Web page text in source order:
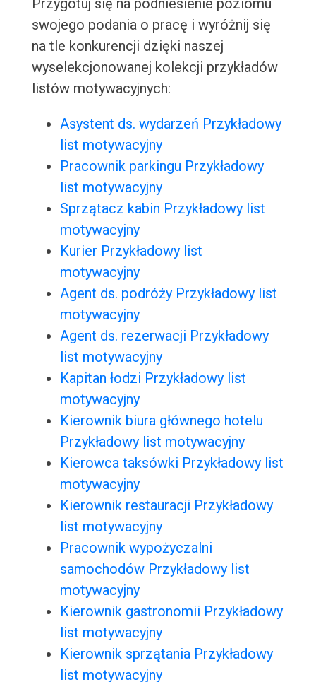
Przygotuj się na podniesienie poziomu
swojego podania o pracę i wyróżnij się
na tle konkurencji dzięki naszej
wyselekcjonowanej kolekcji przykładów
listów motywacyjnych:
Asystent ds. wydarzeń Przykładowy
list motywacyjny
Pracownik parkingu Przykładowy
list motywacyjny
Sprzątacz kabin Przykładowy list
motywacyjny
Kurier Przykładowy list
motywacyjny
Agent ds. podróży Przykładowy list
motywacyjny
Agent ds. rezerwacji Przykładowy
list motywacyjny
Kapitan łodzi Przykładowy list
motywacyjny
Kierownik biura głównego hotelu
Przykładowy list motywacyjny
Kierowca taksówki Przykładowy list
motywacyjny
Kierownik restauracji Przykładowy
list motywacyjny
Pracownik wypożyczalni
samochodów Przykładowy list
motywacyjny
Kierownik gastronomii Przykładowy
list motywacyjny
Kierownik sprzątania Przykładowy
list motywacyjny